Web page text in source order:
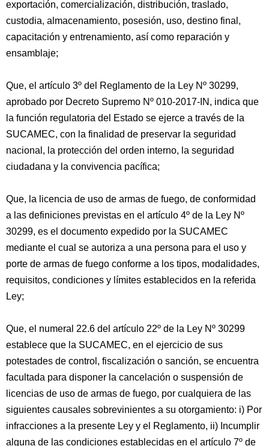
exportación, comercialización, distribución, traslado,
custodia, almacenamiento, posesión, uso, destino final,
capacitación y entrenamiento, así como reparación y
ensamblaje;
Que, el artículo 3º del Reglamento de la Ley Nº 30299,
aprobado por Decreto Supremo Nº 010-2017-IN, indica que
la función regulatoria del Estado se ejerce a través de la
SUCAMEC, con la finalidad de preservar la seguridad
nacional, la protección del orden interno, la seguridad
ciudadana y la convivencia pacífica;
Que, la licencia de uso de armas de fuego, de conformidad
a las definiciones previstas en el artículo 4º de la Ley Nº
30299, es el documento expedido por la SUCAMEC
mediante el cual se autoriza a una persona para el uso y
porte de armas de fuego conforme a los tipos, modalidades,
requisitos, condiciones y límites establecidos en la referida
Ley;
Que, el numeral 22.6 del artículo 22º de la Ley Nº 30299
establece que la SUCAMEC, en el ejercicio de sus
potestades de control, fiscalización o sanción, se encuentra
facultada para disponer la cancelación o suspensión de
licencias de uso de armas de fuego, por cualquiera de las
siguientes causales sobrevinientes a su otorgamiento: i) Por
infracciones a la presente Ley y el Reglamento, ii) Incumplir
alguna de las condiciones establecidas en el artículo 7º de